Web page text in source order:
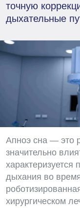
точную
дыхательные
Апноэ сна — это
значительно
дыхания во
хирургическом